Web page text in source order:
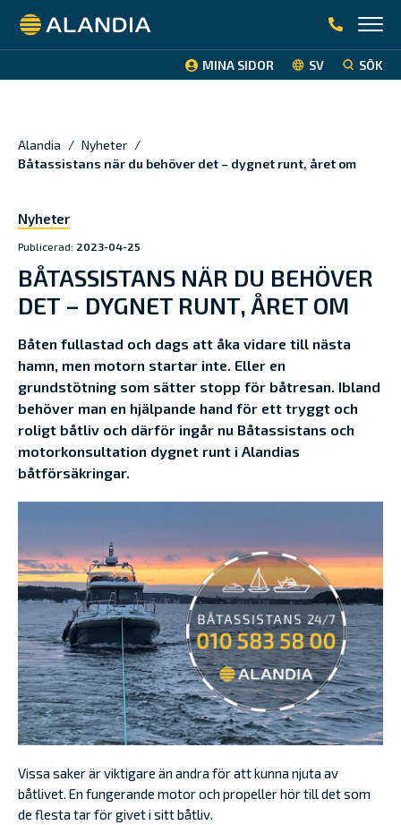
Alandia
MINA SIDOR SV SÖK
Alandia / Nyheter /
Båtassistans när du behöver det – dygnet runt, året om
Nyheter
Publicerad: 2023-04-25
BÅTASSISTANS NÄR DU BEHÖVER
DET – DYGNET RUNT, ÅRET OM
Båten fullastad och dags att åka vidare till nästa
hamn, men motorn startar inte. Eller en
grundstötning som sätter stopp för båtresan. Ibland
behöver man en hjälpande hand för ett tryggt och
roligt båtliv och därför ingår nu Båtassistans och
motorkonsultation dygnet runt i Alandias
båtförsäkringar.
Vissa saker är viktigare än andra för att kunna njuta av
båtlivet. En fungerande motor och propeller hör till det som
de flesta tar för givet i sitt båtliv.